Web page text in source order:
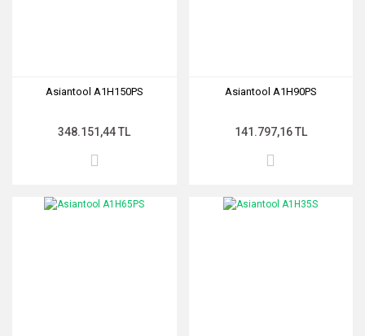
Asiantool A1H150PS
348.151,44 TL
Asiantool A1H90PS
141.797,16 TL